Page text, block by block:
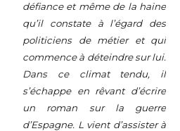
défiance et même de la haine
qu’il constate à l’égard des
politiciens de métier et qui
commence à déteindre sur lui.
Dans ce climat tendu, il
s’échappe en rêvant d’écrire
un roman sur la guerre
d’Espagne. L vient d’assister à